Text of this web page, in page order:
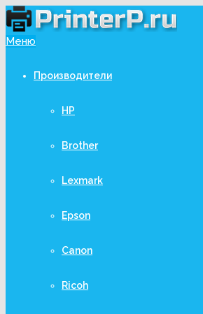
Меню
Производители
HP
Brother
Lexmark
Epson
Canon
Ricoh